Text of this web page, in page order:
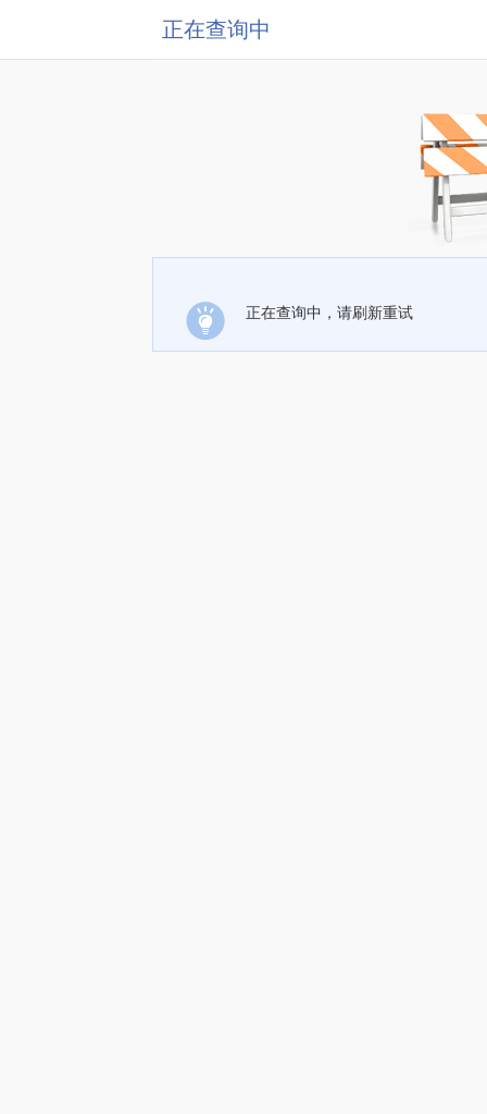
正在查询中
正在查询中，请刷新重试